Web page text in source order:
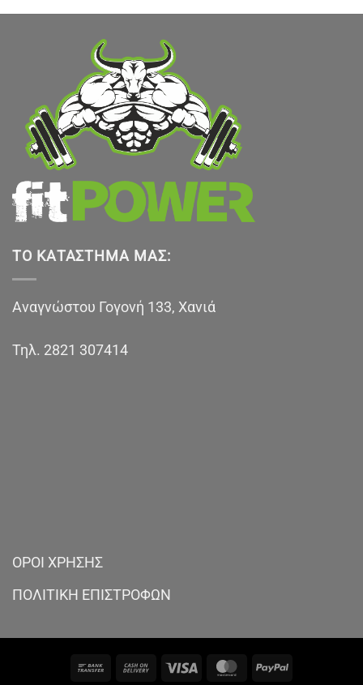
ΤΟ ΚΑΤΆΣΤΗΜΑ ΜΑΣ:
Αναγνώστου Γογονή 133, Χανιά
Τηλ. 2821 307414
ΟΡΟΙ ΧΡΗΣΗΣ
ΠΟΛΙΤΙΚΗ ΕΠΙΣΤΡΟΦΩΝ
Bank
Cash
Visa MasterCard
PayPal